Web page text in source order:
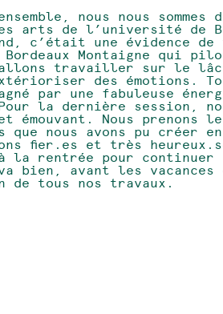
nous nous sommes
arts de l’université de
c’était une évidence
Montaigne qui
travailler sur le
des émotions.
par une fabuleuse
la dernière session,
Nous prenons le
nous avons pu créer en
fier.es et très
la rentrée pour continuer
bien, avant les vacances
de tous nos travaux.